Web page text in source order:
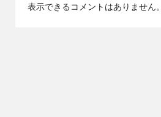
表示できるコメントはありません。